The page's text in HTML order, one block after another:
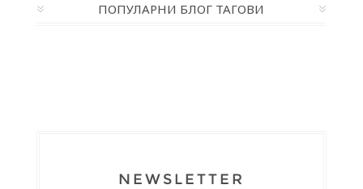
ПОПУЛАРНИ БЛОГ ТАГОВИ
NEWSLETTER